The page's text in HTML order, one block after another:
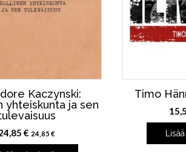
Kaczynski:
yhteiskunta ja sen
€ 24,85€
Timo